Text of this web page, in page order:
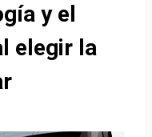
y el
elegir la